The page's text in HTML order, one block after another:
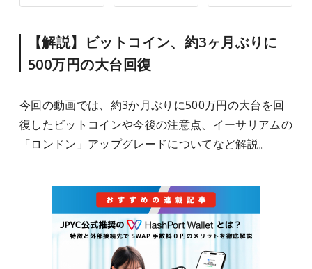
【解説】ビットコイン、約3ヶ月ぶりに
500万円の大台回復
今回の動画では、約3か月ぶりに500万円の大台を回
復したビットコインや今後の注意点、イーサリアムの
「ロンドン」アップグレードについてなど解説。